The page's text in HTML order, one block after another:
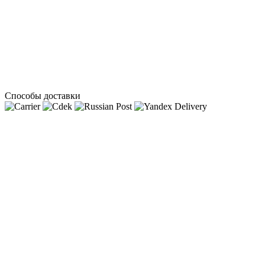
Способы доставки